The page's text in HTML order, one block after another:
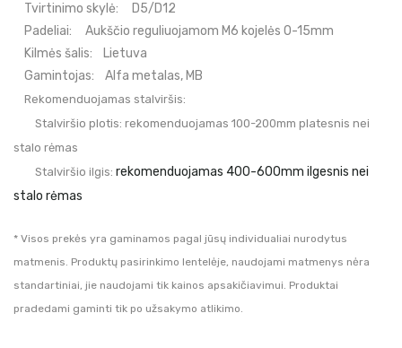
Tvirtinimo skylė:
D5/D12
Padeliai: Aukščio reguliuojamom M6 kojelės 0-15mm
Kilmės šalis:
Lietuva
Gamintojas:
Alfa metalas, MB
Rekomenduojamas stalviršis:
Stalviršio plotis: rekomenduojamas 100-200mm platesnis nei
stalo rėmas
Stalviršio ilgis: rekomenduojamas 400-600mm ilgesnis nei
stalo rėmas
* Visos prekės yra gaminamos pagal jūsų individualiai nurodytus
matmenis. Produktų pasirinkimo lentelėje, naudojami matmenys nėra
standartiniai, jie naudojami tik kainos apsakičiavimui. Produktai
pradedami gaminti tik po užsakymo atlikimo.